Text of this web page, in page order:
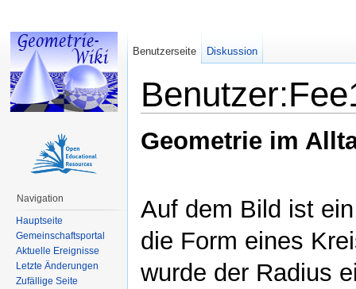
Geometrie im
Auf dem Bild ist
die Form eines
wurde der Radius
Benutzerseite Diskussion
Navigation
Hauptseite
Gemeinschaftsportal
Aktuelle Ereignisse
Letzte Änderungen
Zufällige Seite